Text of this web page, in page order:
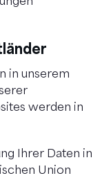
in unserem
werden in
Ihrer Daten in
Union